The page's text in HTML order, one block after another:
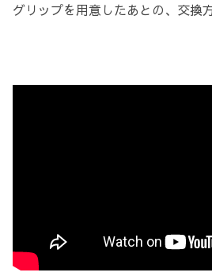
グリップを用意したあとの、交換